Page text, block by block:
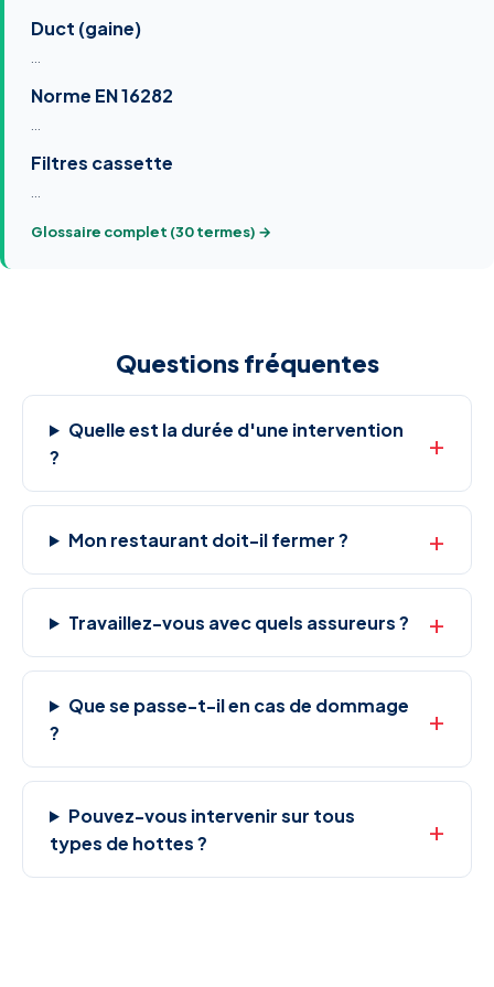
Duct (gaine)
Norme EN 16282
Filtres cassette
Glossaire complet (30 termes) →
Questions fréquentes
Quelle est la durée d'une intervention
?
Mon restaurant doit-il fermer ?
Travaillez-vous avec quels assureurs ?
Que se passe-t-il en cas de dommage
?
Pouvez-vous intervenir sur tous
types de hottes ?